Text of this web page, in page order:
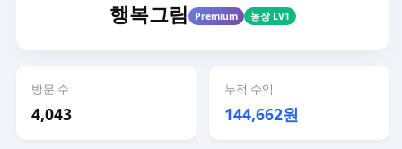
행복그림 Premium 농장 LV1
방문 수
4,043
누적 수익
144,662원